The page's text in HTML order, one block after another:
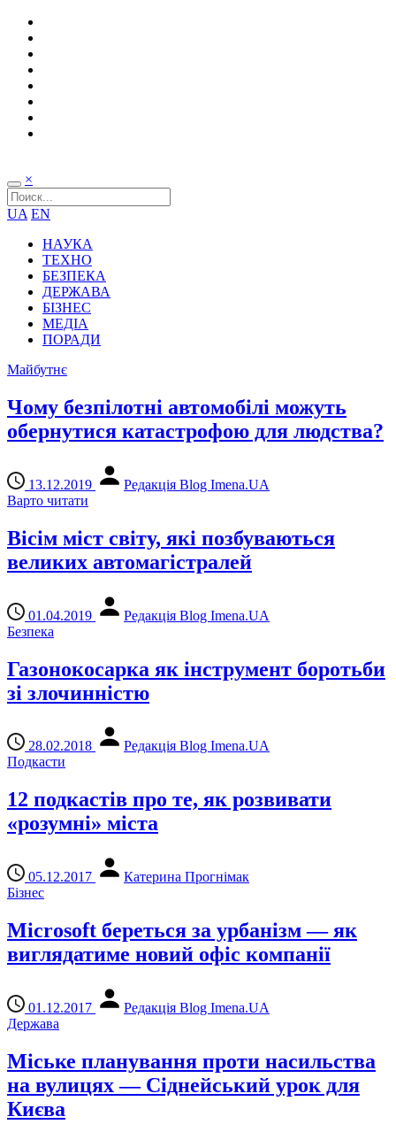
×
UA EN
НАУКА
ТЕХНО
БЕЗПЕКА
ДЕРЖАВА
БІЗНЕС
МЕДІА
ПОРАДИ
Майбутнє
Чому безпілотні автомобілі можуть
обернутися катастрофою для людства?
13.12.2019
Редакція Blog Imena.UA
Варто читати
Вісім міст світу, які позбуваються
великих автомагістралей
01.04.2019
Редакція Blog Imena.UA
Безпека
Газонокосарка як інструмент боротьби
зі злочинністю
28.02.2018
Редакція Blog Imena.UA
Подкасти
12 подкастів про те, як розвивати
«розумні» міста
05.12.2017
Катерина Прогнімак
Бізнес
Microsoft береться за урбанізм — як
виглядатиме новий офіс компанії
01.12.2017
Редакція Blog Imena.UA
Держава
Міське планування проти насильства
на вулицях — Сіднейський урок для
Києва